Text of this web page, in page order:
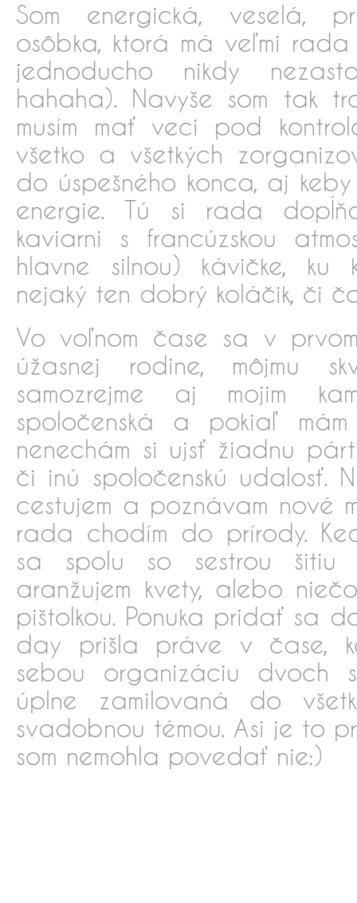
Som energická, veselá,
osôbka, ktorá má veľmi
jednoducho nikdy
hahaha). Navyše som tak
musím mať veci pod
všetko a všetkých
do úspešného konca, aj
energie. Tú si rada
kaviarni s francúzskou
hlavne silnou) kávičke, ku
nejaký ten dobrý koláčik, či
Vo voľnom čase sa v
úžasnej rodine, môjmu
samozrejme aj mojim
spoločenská a pokiaľ
nenechám si ujsť žiadnu
či inú spoločenskú udalosť.
cestujem a poznávam nové
rada chodím do prírody.
sa spolu so sestrou šitiu
aranžujem kvety, alebo
pištolkou. Ponuka pridať sa
day prišla práve v čase,
sebou organizáciu dvoch
úplne zamilovaná do
svadobnou témou. Asi je to
som nemohla povedať nie:)